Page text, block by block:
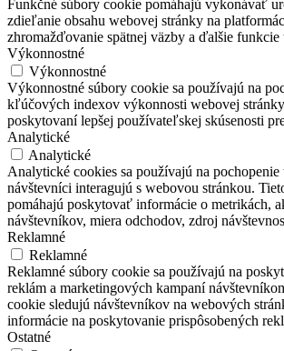
Funkčné súbory cookie pomáhajú vykonávať
zdieľanie obsahu webovej stránky na
zhromažďovanie spätnej väzby a ďalšie funkcie
Výkonnostné
Výkonnostné
Výkonnostné súbory cookie sa používajú na
kľúčových indexov výkonnosti webovej
poskytovaní lepšej používateľskej skúsenosti
Analytické
Analytické
Analytické cookies sa používajú na pochopenie
návštevníci interagujú s webovou stránkou.
pomáhajú poskytovať informácie o metrikách,
návštevníkov, miera odchodov, zdroj
Reklamné
Reklamné
Reklamné súbory cookie sa používajú na
reklám a marketingových kampaní
cookie sledujú návštevníkov na webových
informácie na poskytovanie prispôsobených
Ostatné